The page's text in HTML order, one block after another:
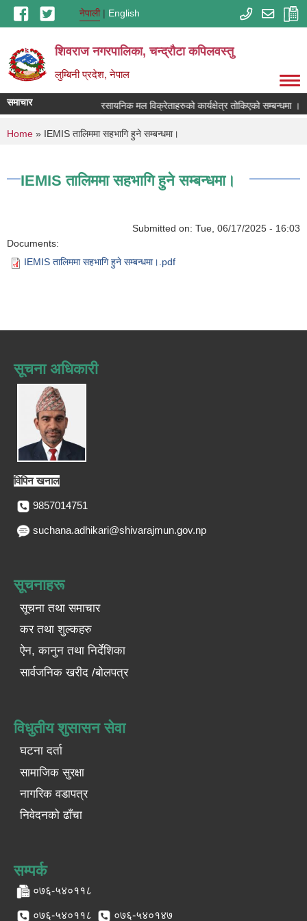
Skip to main contentनेपाली English
शिवराज नगरपालिका, चन्द्राैटा कपिलवस्तु
लुम्बिनी प्रदेश, नेपाल
समाचार रसायनिक मल विक्रेताहरुको कार्यक्षेत्र तोकिएको सम्बन्धमा ।
You are here
Home » IEMIS तालिममा सहभागि हुने सम्बन्धमा।
IEMIS तालिममा सहभागि हुने सम्बन्धमा।
Submitted on: Tue, 06/17/2025 - 16:03
Documents:
IEMIS तालिममा सहभागि हुने सम्बन्धमा।.pdf
सूचना अधिकारी
विपिन खनाल
9857014751
suchana.adhikari@shivarajmun.gov.np
सूचनाहरू
सूचना तथा समाचार
कर तथा शुल्कहरु
ऐन, कानुन तथा निर्देशिका
सार्वजनिक खरीद /बोलपत्र
विधुतीय शुसासन सेवा
घटना दर्ता
सामाजिक सुरक्षा
नागरिक वडापत्र
निवेदनको ढाँचा
सम्पर्क
०७६-५४०११८
०७६-५४०११८ ०७६-५४०१४७